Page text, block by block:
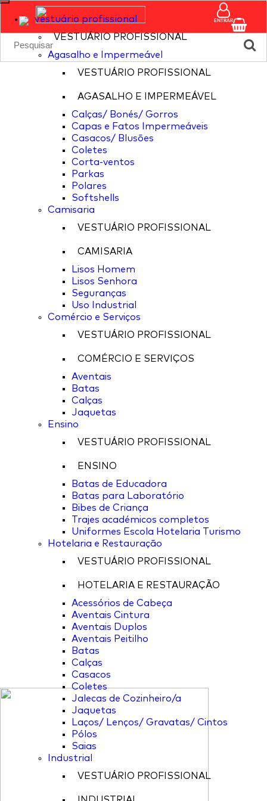
vestuário profissional
VESTUÁRIO PROFISSIONAL
Agasalho e Impermeável
VESTUÁRIO PROFISSIONAL
AGASALHO E IMPERMEÁVEL
Calças/ Bonés/ Gorros
Capas e Fatos Impermeáveis
Casacos/ Blusões
Coletes
Corta-ventos
Parkas
Polares
Softshells
Camisaria
VESTUÁRIO PROFISSIONAL
CAMISARIA
Lisos Homem
Lisos Senhora
Seguranças
Uso Industrial
Comércio e Serviços
VESTUÁRIO PROFISSIONAL
COMÉRCIO E SERVIÇOS
Aventais
Batas
Calças
Jaquetas
Ensino
VESTUÁRIO PROFISSIONAL
ENSINO
Batas de Educadora
Batas para Laboratório
Bibes de Criança
Trajes académicos completos
Uniformes Escola Hotelaria Turismo
Hotelaria e Restauração
VESTUÁRIO PROFISSIONAL
HOTELARIA E RESTAURAÇÃO
Acessórios de Cabeça
Aventais Cintura
Aventais Duplos
Aventais Peitilho
Batas
Calças
Casacos
Coletes
Jalecas de Cozinheiro/a
Jaquetas
Laços/ Lenços/ Gravatas/ Cintos
Pólos
Saias
Industrial
VESTUÁRIO PROFISSIONAL
ENTRAR